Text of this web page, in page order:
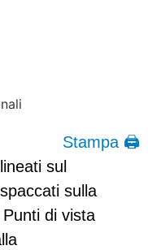
Stampa 🖨
sul
sulla
di vista